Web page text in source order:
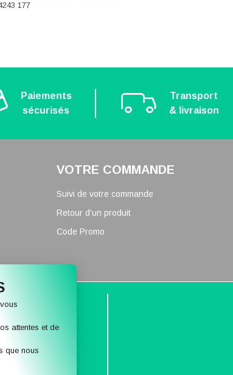
177
Paiements
sécurisés
Transport
& livraison
VOTRE COMMANDE
Suivi de votre commande
Retour d'un produit
Code Promo
vous conseiller
NOUS
message
attentes et de
que nous